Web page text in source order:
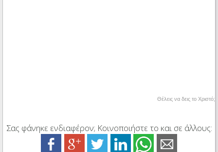
Θέλεις να δεις το Χριστό;
Σας φάνηκε ενδιαφέρον; Κοινοποιήστε το και σε άλλους: